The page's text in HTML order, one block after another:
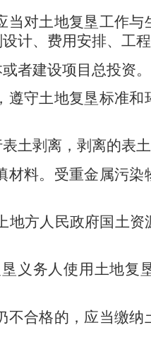
对土地复垦工作
计、费用安排、工
者建设项目总投资。
守土地复垦标准和
土剥离，剥离的表
料。受重金属污
地方人民政府国土
义务人使用土地复
合格的，应当缴纳